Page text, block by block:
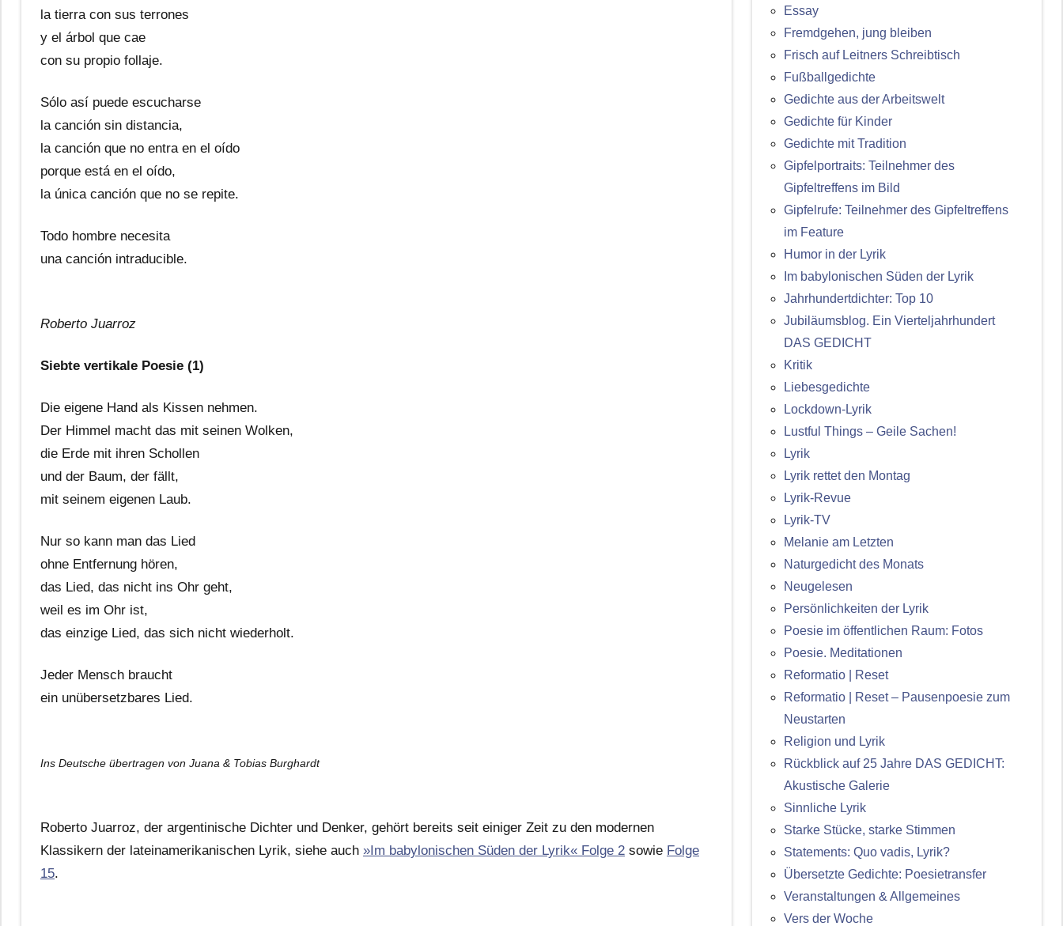
la tierra con sus terrones
y el árbol que cae
con su propio follaje.
Sólo así puede escucharse
la canción sin distancia,
la canción que no entra en el oído
porque está en el oído,
la única canción que no se repite.
Todo hombre necesita
una canción intraducible.
Roberto Juarroz
Siebte vertikale Poesie (1)
Die eigene Hand als Kissen nehmen.
Der Himmel macht das mit seinen Wolken,
die Erde mit ihren Schollen
und der Baum, der fällt,
mit seinem eigenen Laub.
Nur so kann man das Lied
ohne Entfernung hören,
das Lied, das nicht ins Ohr geht,
weil es im Ohr ist,
das einzige Lied, das sich nicht wiederholt.
Jeder Mensch braucht
ein unübersetzbares Lied.
Ins Deutsche übertragen von Juana & Tobias Burghardt
Roberto Juarroz, der argentinische Dichter und Denker, gehört bereits seit einiger Zeit zu den modernen
Klassikern der lateinamerikanischen Lyrik, siehe auch »Im babylonischen Süden der Lyrik« Folge 2 sowie Folge
15.
Essay
Fremdgehen, jung bleiben
Frisch auf Leitners Schreibtisch
Fußballgedichte
Gedichte aus der Arbeitswelt
Gedichte für Kinder
Gedichte mit Tradition
Gipfelportraits: Teilnehmer des
Gipfeltreffens im Bild
Gipfelrufe: Teilnehmer des Gipfeltreffens
im Feature
Humor in der Lyrik
Im babylonischen Süden der Lyrik
Jahrhundertdichter: Top 10
Jubiläumsblog. Ein Vierteljahrhundert
DAS GEDICHT
Kritik
Liebesgedichte
Lockdown-Lyrik
Lustful Things – Geile Sachen!
Lyrik
Lyrik rettet den Montag
Lyrik-Revue
Lyrik-TV
Melanie am Letzten
Naturgedicht des Monats
Neugelesen
Persönlichkeiten der Lyrik
Poesie im öffentlichen Raum: Fotos
Poesie. Meditationen
Reformatio | Reset
Reformatio | Reset – Pausenpoesie zum
Neustarten
Religion und Lyrik
Rückblick auf 25 Jahre DAS GEDICHT:
Akustische Galerie
Sinnliche Lyrik
Starke Stücke, starke Stimmen
Statements: Quo vadis, Lyrik?
Übersetzte Gedichte: Poesietransfer
Veranstaltungen & Allgemeines
Vers der Woche